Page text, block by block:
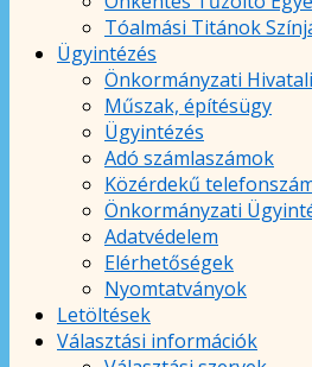
Tóalmási Titánok
Ügyintézés
Önkormányzati
Műszak, építésügy
Ügyintézés
Adó számlaszámok
Közérdekű
Önkormányzati
Adatvédelem
Elérhetőségek
Nyomtatványok
Letöltések
Választási információk